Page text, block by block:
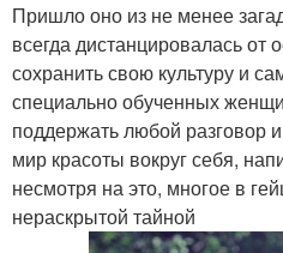
Пришло оно из не менее
всегда дистанцировалась от
сохранить свою культуру и
специально обученных
поддержать любой разговор
мир красоты вокруг себя,
несмотря на это, многое в
нераскрытой тайной